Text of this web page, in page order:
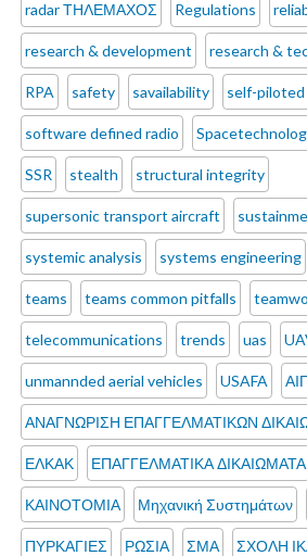
radar ΤΗΛΕΜΑΧΟΣ Regulations
research & development research &
RPA safety savailability self-
software defined radio
SSR stealth structural integrity
supersonic transport aircraft
systemic analysis systems engineering
teams teams common pitfalls
telecommunications trends uas
unmannded aerial vehicles USAFA
ΑΝΑΓΝΩΡΙΣΗ ΕΠΑΓΓΕΛΜΑΤΙΚΩΝ
ΕΛΚΑΚ ΕΠΑΓΓΕΛΜΑΤΙΚΑ ΔΙΚΑΙΩΜΑΤΑ
ΚΑΙΝΟΤΟΜΙΑ Μηχανική Συστημάτων
ΠΥΡΚΑΓΙΕΣ ΡΩΣΙΑ ΣΜΑ ΣΧΟΛΗ